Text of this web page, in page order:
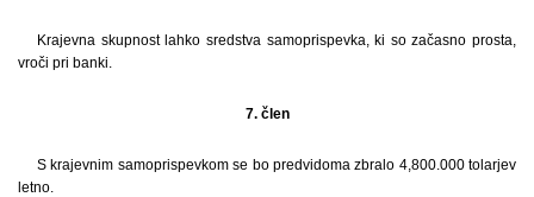
Krajevna skupnost lahko sredstva samoprispevka, ki so začasno prosta,
vroči pri banki.
7. člen
S krajevnim samoprispevkom se bo predvidoma zbralo 4,800.000 tolarjev
letno.